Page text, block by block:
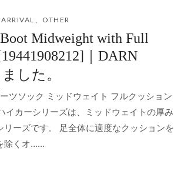
OTHER
Midweight with Full
｜DARN
した。
ツソック ミッドウェイト フルクッション
カーシリーズは、ミッドウェイトの厚み
リーズです。 足全体に適度なクッションを
除くオ…...